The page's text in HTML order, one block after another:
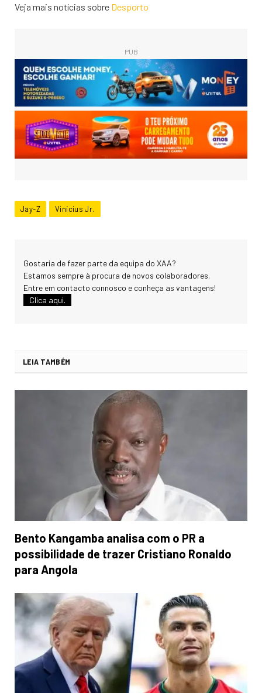
Veja mais notícias sobre Desporto
PUB
Jay-Z Vinícius Jr.
Gostaria de fazer parte da equipa do XAA?
Estamos sempre à procura de novos colaboradores.
Entre em contacto connosco e conheça as vantagens!
Clica aqui.
LEIA TAMBÉM
Bento Kangamba analisa com o PR a
possibilidade de trazer Cristiano Ronaldo
para Angola